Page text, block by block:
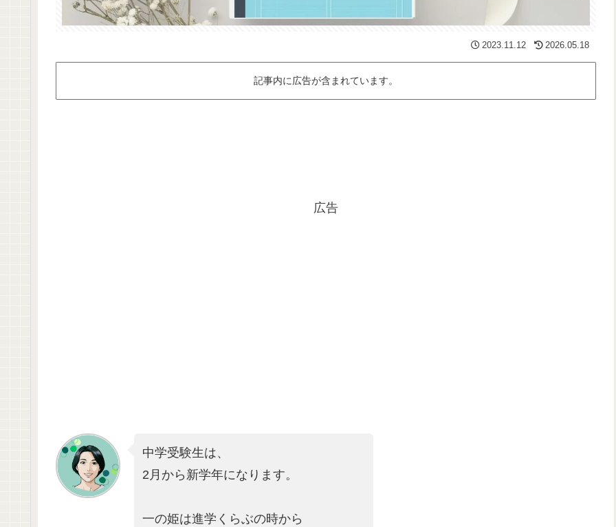
2023.11.12 2026.05.18
記事内に広告が含まれています。
広告
中学受験生は、
2月から新学年になります。
一の姫は進学くらぶの時から